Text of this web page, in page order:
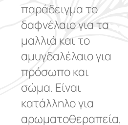
παράδειγμα το
δαφνέλαιο για τα
μαλλιά και το
αμυγδαλέλαιο για
πρόσωπο και
σώμα. Είναι
κατάλληλο για
αρωματοθεραπεία,